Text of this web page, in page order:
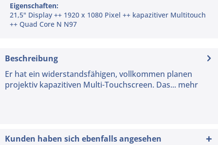
Eigenschaften:
21,5" Display ++ 1920 x 1080 Pixel ++ kapazitiver Multitouch
++ Quad Core N N97
Beschreibung
Er hat ein widerstandsfähigen, vollkommen planen
projektiv kapazitiven Multi-Touchscreen. Das... mehr
Kunden haben sich ebenfalls angesehen